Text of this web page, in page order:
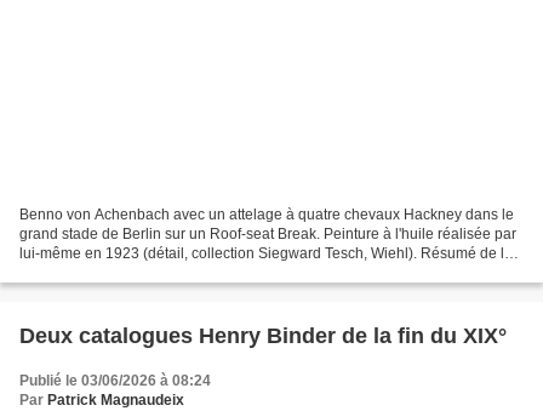
Benno von Achenbach avec un attelage à quatre chevaux Hackney dans le
grand stade de Berlin sur un Roof-seat Break. Peinture à l'huile réalisée par
lui-même en 1923 (détail, collection Siegward Tesch, Wiehl). Résumé de la
Deux catalogues Henry Binder de la fin du XIX°
Publié le 03/06/2026 à 08:24
Par Patrick Magnaudeix